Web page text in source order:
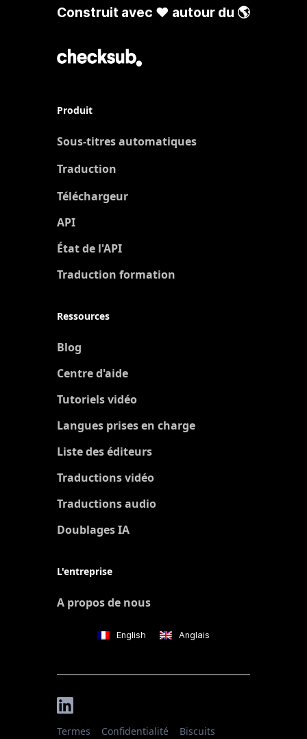
Construit avec ❤️ autour du 🌎
Produit
Sous-titres automatiques
Traduction
Téléchargeur
API
État de l'API
Traduction formation
Ressources
Blog
Centre d'aide
Tutoriels vidéo
Langues prises en charge
Liste des éditeurs
Traductions vidéo
Traductions audio
Doublages IA
L'entreprise
A propos de nous
English Anglais
Termes Confidentialité Biscuits